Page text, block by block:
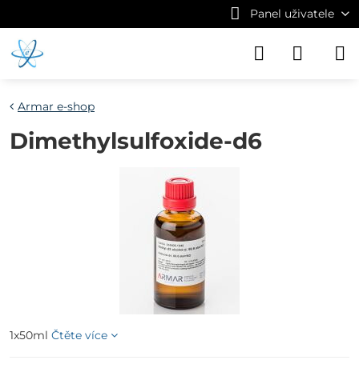
Panel uživatele
Armar e-shop
Dimethylsulfoxide-d6
1x50ml Čtěte více